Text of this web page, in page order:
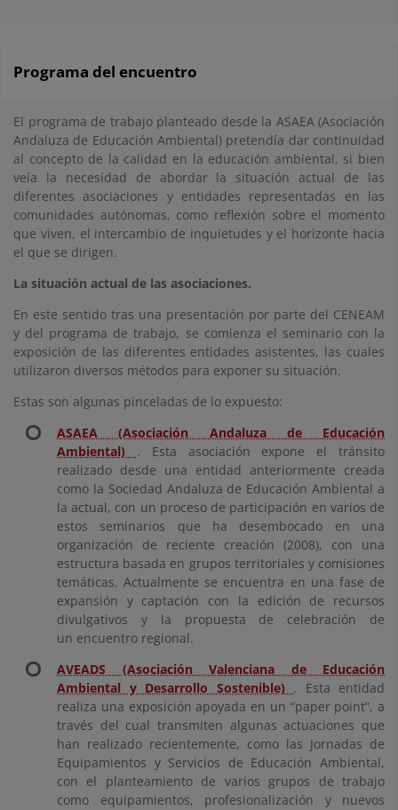
Programa del encuentro
El programa de trabajo planteado desde la ASAEA (Asociación
Andaluza de Educación Ambiental) pretendía dar continuidad
al concepto de la calidad en la educación ambiental, si bien
veía la necesidad de abordar la situación actual de las
diferentes asociaciones y entidades representadas en las
comunidades autónomas, como reflexión sobre el momento
que viven, el intercambio de inquietudes y el horizonte hacia
el que se dirigen.
La situación actual de las asociaciones.
En este sentido tras una presentación por parte del CENEAM
y del programa de trabajo, se comienza el seminario con la
exposición de las diferentes entidades asistentes, las cuales
utilizaron diversos métodos para exponer su situación.
Estas son algunas pinceladas de lo expuesto:
ASAEA (Asociación Andaluza de Educación
Ambiental)
. Esta asociación expone el tránsito
realizado desde una entidad anteriormente creada
como la Sociedad Andaluza de Educación Ambiental a
la actual, con un proceso de participación en varios de
estos seminarios que ha desembocado en una
organización de reciente creación (2008), con una
estructura basada en grupos territoriales y comisiones
temáticas. Actualmente se encuentra en una fase de
expansión y captación con la edición de recursos
divulgativos y la propuesta de celebración de
un encuentro regional.
AVEADS (Asociación Valenciana de Educación
Ambiental y Desarrollo Sostenible) . Esta entidad
realiza una exposición apoyada en un “paper point”, a
través del cual transmiten algunas actuaciones que
han realizado recientemente, como las Jornadas de
Equipamientos y Servicios de Educación Ambiental,
con el planteamiento de varios grupos de trabajo
como equipamientos, profesionalización y nuevos